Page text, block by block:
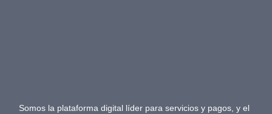
Somos la plataforma digital líder para servicios y pagos, y el